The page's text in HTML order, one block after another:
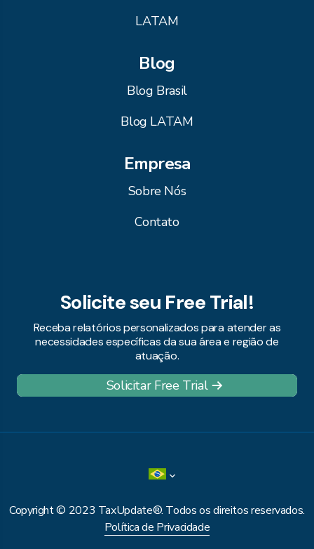
LATAM
Blog
Blog Brasil
Blog LATAM
Empresa
Sobre Nós
Contato
Solicite seu Free Trial!
Receba relatórios personalizados para atender as
necessidades específicas da sua área e região de
atuação.
Solicitar Free Trial
Copyright © 2023 TaxUpdate®. Todos os direitos reservados.
Política de Privacidade